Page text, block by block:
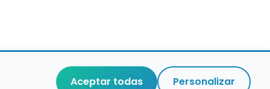
Aceptar todas Personalizar